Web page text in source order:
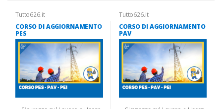
Tutto626.it
CORSO DI AGGIORNAMENTO
PES
Tutto626.it
CORSO DI AGGIORNAMENTO
PAV